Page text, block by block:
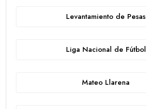
Levantamiento de Pesas
Liga Nacional de Fútbol
Mateo Llarena